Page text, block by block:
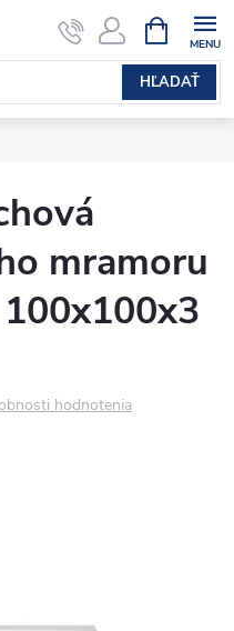
HĽADAŤ
KOŠÍK
mramoru
hodnotenia